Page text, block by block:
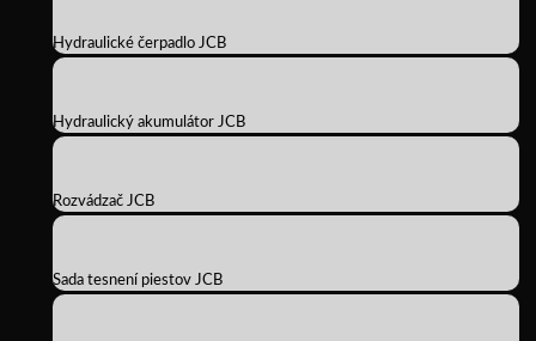
Hydraulické čerpadlo JCB
Hydraulický akumulátor JCB
Rozvádzač JCB
Sada tesnení piestov JCB